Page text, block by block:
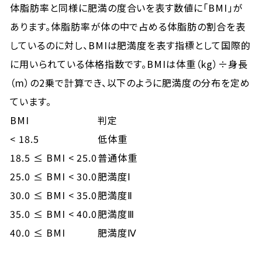
体脂肪率と同様に肥満の度合いを表す数値に「BMI」が
あります。体脂肪率が体の中で占める体脂肪の割合を表
しているのに対し、BMIは肥満度を表す指標として国際的
に用いられている体格指数です。BMIは体重（kg）÷身長
（m）の2乗で計算でき、以下のように肥満度の分布を定め
ています。
BMI
判定
< 18.5
低体重
18.5 ≤ BMI < 25.0普通体重
25.0 ≤ BMI < 30.0肥満度Ⅰ
30.0 ≤ BMI < 35.0肥満度Ⅱ
35.0 ≤ BMI < 40.0肥満度Ⅲ
40.0 ≤ BMI
肥満度Ⅳ